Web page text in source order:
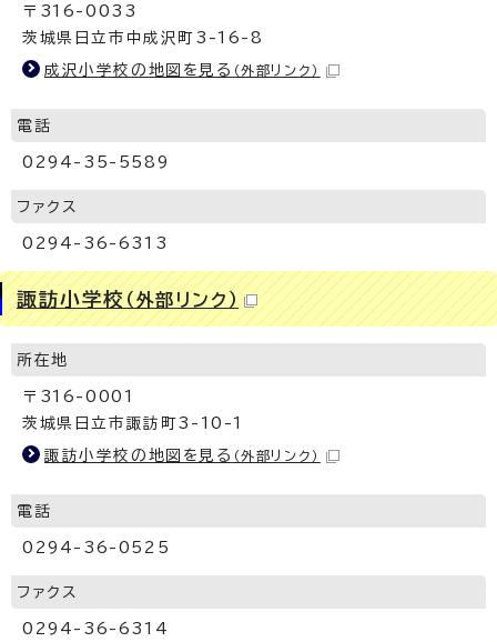
〒316-0033
茨城県日立市中成沢町3-16-8
成沢小学校の地図を見る （外部リンク）
電話
0294-35-5589
ファクス
0294-36-6313
諏訪小学校 （外部リンク）
所在地
〒316-0001
茨城県日立市諏訪町3-10-1
諏訪小学校の地図を見る （外部リンク）
電話
0294-36-0525
ファクス
0294-36-6314